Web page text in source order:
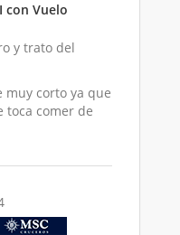
con Vuelo
y trato del
muy corto ya que
toca comer de